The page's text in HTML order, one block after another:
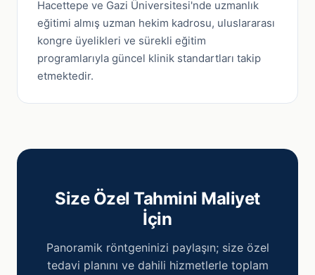
Hacettepe ve Gazi Üniversitesi'nde uzmanlık
eğitimi almış uzman hekim kadrosu, uluslararası
kongre üyelikleri ve sürekli eğitim
programlarıyla güncel klinik standartları takip
etmektedir.
Size Özel Tahmini Maliyet
İçin
Panoramik röntgeninizi paylaşın; size özel
tedavi planını ve dahili hizmetlerle toplam